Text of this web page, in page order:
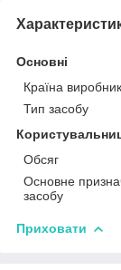
Основні
Країна виробник
Тип засобу
Обсяг
Основне
засобу
Приховати